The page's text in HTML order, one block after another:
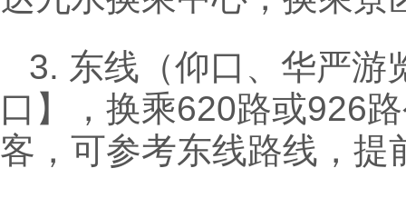
3. 东线（仰口、华严游
口】，换乘620路或926
客，可参考东线路线，提